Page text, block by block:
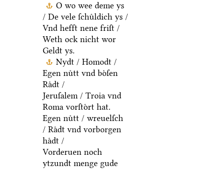
O wo wee deme ys
/ De vele ſchuͤldich ys /
Vnd hefft nene friſt /
Weth ock nicht wor
Geldt ys.
Nydt / Homodt /
Egen nuͤtt vnd boͤſen
Raͤdt /
Jeruſalem / Troia vnd
Roma vorſtoͤrt hat.
Egen nuͤtt / wreuelſch
/ Raͤdt vnd vorborgen
haͤdt /
Vorderuen noch
ytzundt menge gude